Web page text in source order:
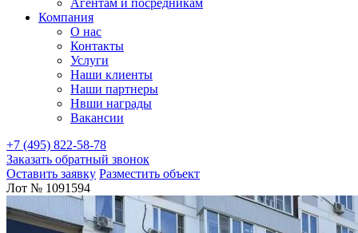
Агентам и посредникам
Компания
О нас
Контакты
Услуги
Наши клиенты
Наши партнеры
Нвши награды
Вакансии
+7 (495) 822-58-78
Заказать обратный звонок
Оставить заявку Разместить объект
Лот № 1091594